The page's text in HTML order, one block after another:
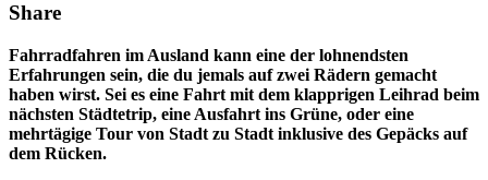
Share
Fahrradfahren im Ausland kann eine der lohnendsten
Erfahrungen sein, die du jemals auf zwei Rädern gemacht
haben wirst. Sei es eine Fahrt mit dem klapprigen Leihrad beim
nächsten Städtetrip, eine Ausfahrt ins Grüne, oder eine
mehrtägige Tour von Stadt zu Stadt inklusive des Gepäcks auf
dem Rücken.